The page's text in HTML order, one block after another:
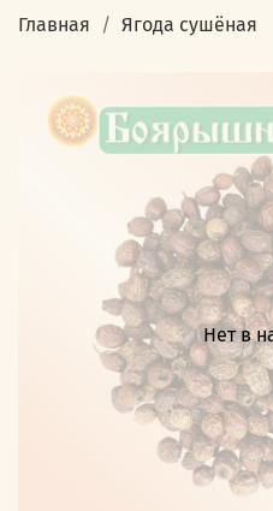
Главная Ягода сушёная
Нет в